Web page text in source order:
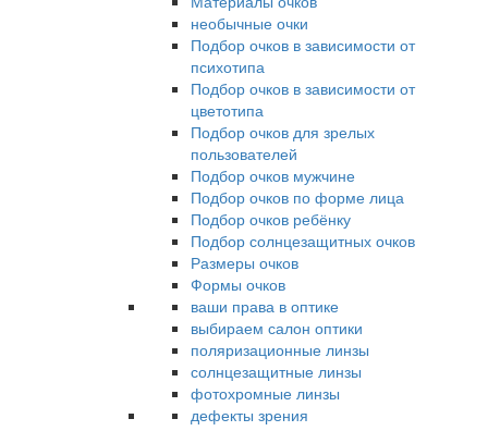
необычные очки
Подбор очков в зависимости от
психотипа
Подбор очков в зависимости от
цветотипа
Подбор очков для зрелых
пользователей
Подбор очков мужчине
Подбор очков по форме лица
Подбор очков ребёнку
Подбор солнцезащитных очков
Размеры очков
Формы очков
ваши права в оптике
выбираем салон оптики
поляризационные линзы
солнцезащитные линзы
фотохромные линзы
дефекты зрения